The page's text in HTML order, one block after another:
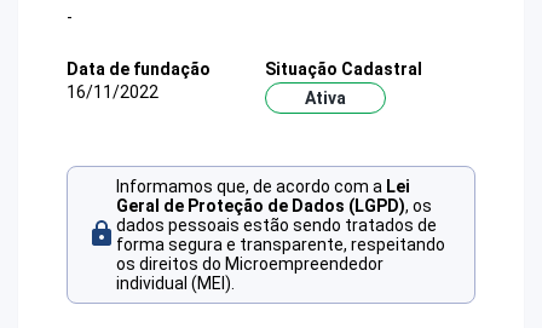
-
Data de fundação
16/11/2022
Situação Cadastral
Ativa
Informamos que, de acordo com a Lei
Geral de Proteção de Dados (LGPD), os
dados pessoais estão sendo tratados de
forma segura e transparente, respeitando
os direitos do Microempreendedor
individual (MEI).